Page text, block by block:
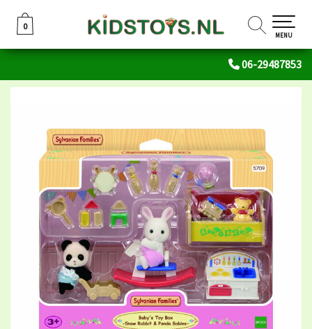
06-29487853
0
0
MENU